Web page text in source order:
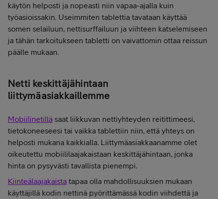
käytön helposti ja nopeasti niin vapaa-ajalla kuin
työasioissakin. Useimmiten tablettia tavataan käyttää
somen selailuun, nettisurffailuun ja viihteen katselemiseen
ja tähän tarkoitukseen tabletti on vaivattomin ottaa reissun
päälle mukaan.
Netti keskittäjähintaan
liittymäasiakkaillemme
Mobiilinetillä saat liikkuvan nettiyhteyden reitittimeesi,
tietokoneeseesi tai vaikka tablettiin niin, että yhteys on
helposti mukana kaikkialla. Liittymäasiakkaanamme olet
oikeutettu mobiililaajakaistaan keskittäjähintaan, jonka
hinta on pysyvästi tavallista pienempi.
Kiinteälaajakaista tapaa olla mahdollisuuksien mukaan
käyttäjillä kodin nettinä pyörittämässä kodin viihdettä ja